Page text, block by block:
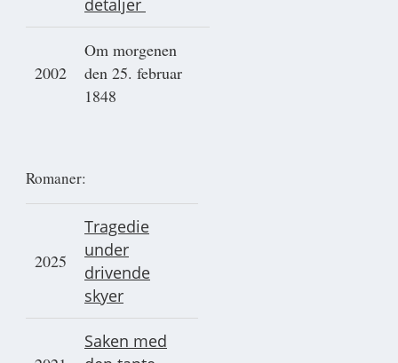
detaljer
2002
Om morgenen
den 25. februar
1848
Romaner:
2025
Tragedie
under
drivende
skyer
Saken med